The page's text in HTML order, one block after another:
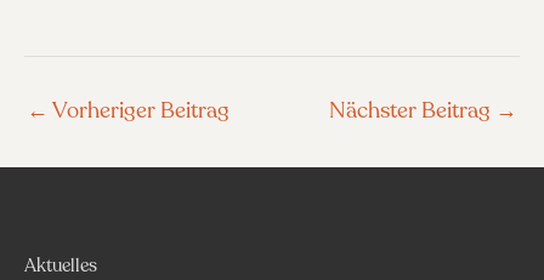
← Vorheriger Beitrag Nächster Beitrag →
Aktuelles